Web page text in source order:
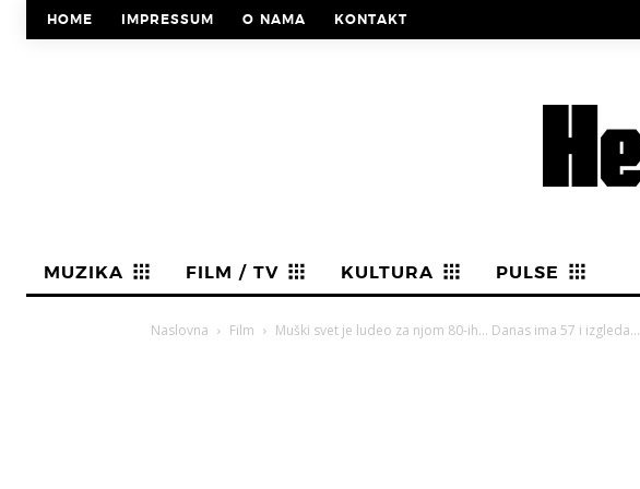
HOME IMPRESSUM O NAMA KONTAKT
MUZIKA FILM / TV KULTURA PULSE
Naslovna Film Muški svet je ludeo za njom 80-ih… Danas ima 57 i izgleda...